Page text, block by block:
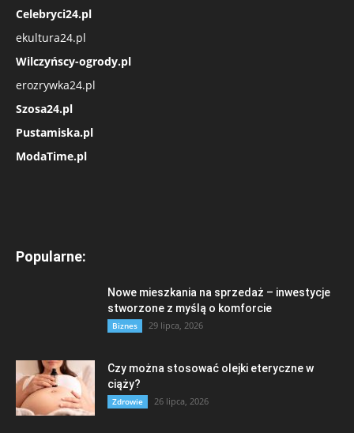
Celebryci24.pl
ekultura24.pl
Wilczyńscy-ogrody.pl
erozrywka24.pl
Szosa24.pl
Pustamiska.pl
ModaTime.pl
Popularne:
Nowe mieszkania na sprzedaż – inwestycje
stworzone z myślą o komforcie
Biznes 29 lipca, 2026
Czy można stosować olejki eteryczne w
ciąży?
Zdrowie 26 lipca, 2026